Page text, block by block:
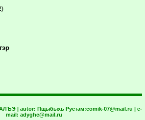
| autor: Пщыбыхь Рустам:comik-07@mail.ru | e-
mail: adyghe@mail.ru